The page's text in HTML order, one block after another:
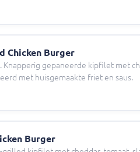
Chicken Burger
Knapperig gepaneerde kipfilet met
met huisgemaakte friet en saus.
Burger